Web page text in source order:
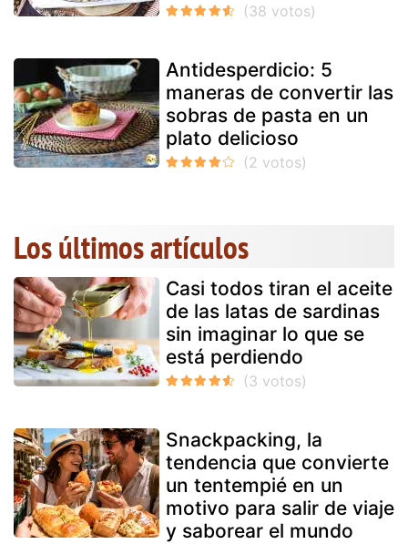
Antidesperdicio: 5
maneras de convertir las
sobras de pasta en un
plato delicioso
Los últimos artículos
Casi todos tiran el aceite
de las latas de sardinas
sin imaginar lo que se
está perdiendo
Snackpacking, la
tendencia que convierte
un tentempié en un
motivo para salir de viaje
y saborear el mundo